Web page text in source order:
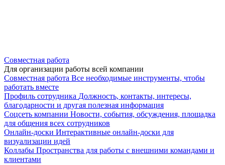
Совместная работа
Для организации работы всей компании
Совместная работа Все необходимые инструменты, чтобы
работать вместе
Профиль сотрудника Должность, контакты, интересы,
благодарности и другая полезная информация
Соцсеть компании Новости, события, обсуждения, площадка
для общения всех сотрудников
Онлайн-доски Интерактивные онлайн-доски для
визуализации идей
Коллабы Пространства для работы с внешними командами и
клиентами